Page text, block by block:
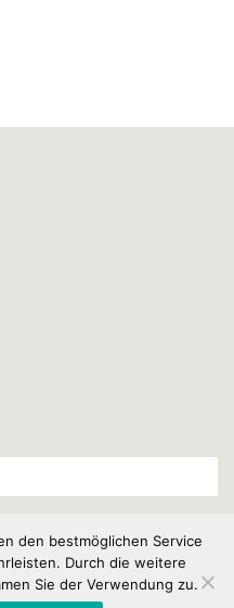
den bestmöglichen Service
Durch die weitere
Sie der Verwendung zu.